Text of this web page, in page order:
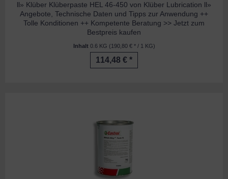
ll» Klüber Klüberpaste HEL 46-450 von Klüber Lubrication ll»
Angebote, Technische Daten und Tipps zur Anwendung ++
Tolle Konditionen ++ Kompetente Beratung >> Jetzt zum
Bestpreis kaufen
Inhalt 0.6 KG (190,80 € * / 1 KG)
114,48 € *